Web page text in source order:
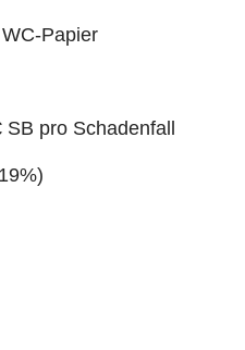
Papier
pro Schadenfall